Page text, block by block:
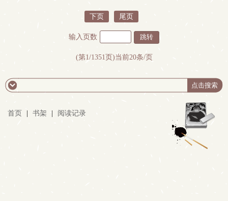
客，速写人间百态。这位挺拔司机最特别之处，是他还拥有一项异於
常人的能力──透视──虽然具体运作方式不
下页 尾页
输入页数
(第1/1351页)当前20条/页
首页 书架 阅读记录